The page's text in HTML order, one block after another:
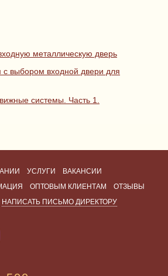
металлическую дверь
с выбором входной двери для
системы. Часть 1.
УСЛУГИ
ВАКАНСИИ
ОПТОВЫМ КЛИЕНТАМ
ОТЗЫВЫ
НАПИСАТЬ ПИСЬМО ДИРЕКТОРУ